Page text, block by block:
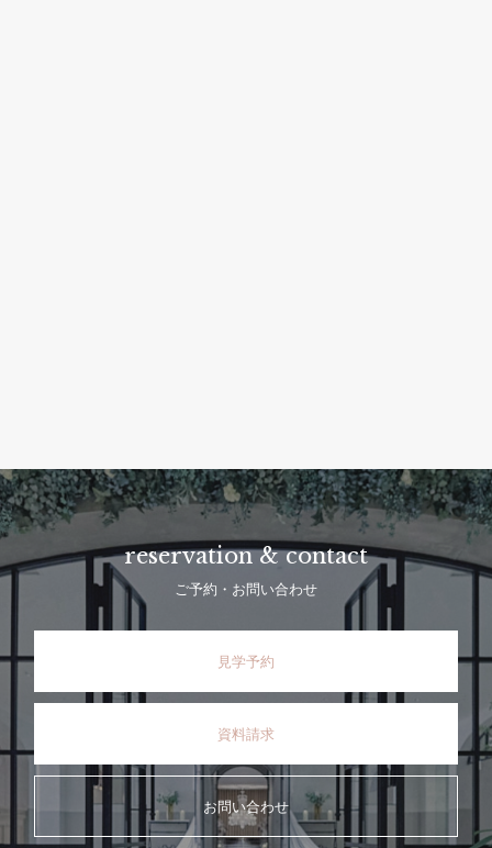
reservation & contact
ご予約・お問い合わせ
見学予約
資料請求
お問い合わせ